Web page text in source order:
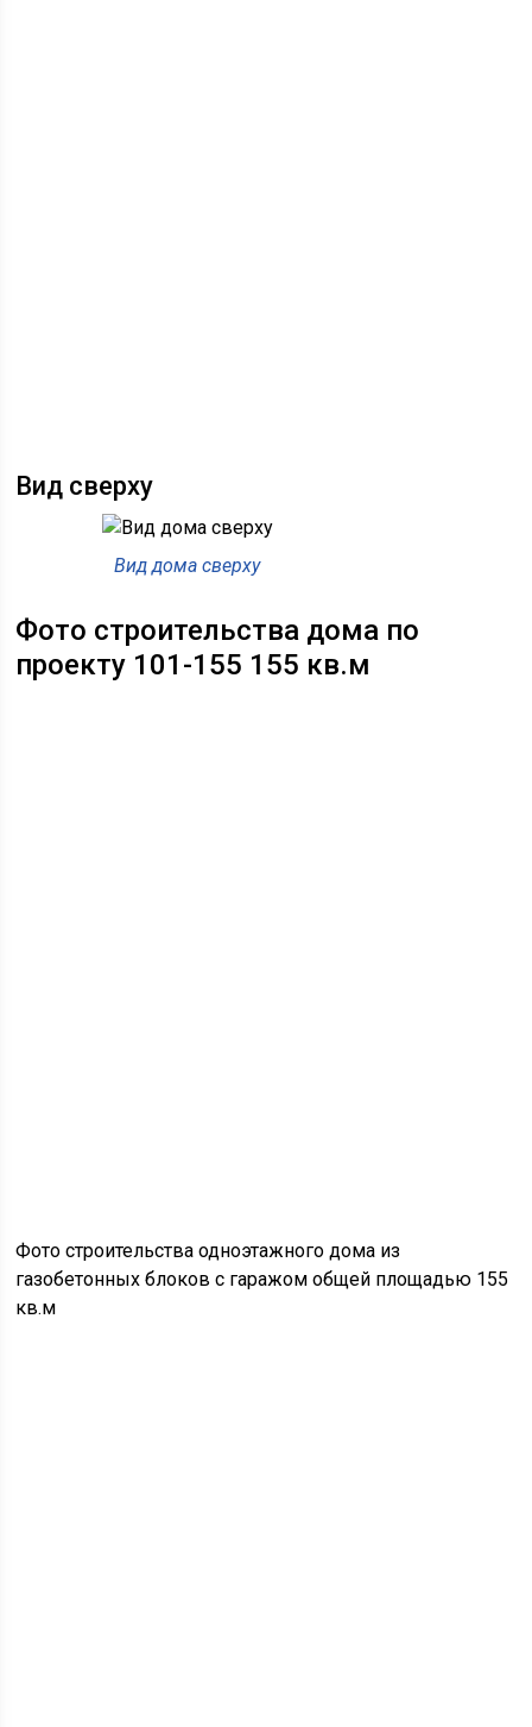
Вид сверху
Вид дома сверху
Фото строительства дома по
проекту 101-155 155 кв.м
Фото строительства одноэтажного дома из
газобетонных блоков с гаражом общей площадью 155
кв.м